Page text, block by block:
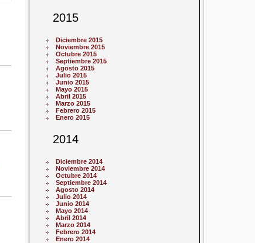
2015
Diciembre 2015
Noviembre 2015
Octubre 2015
Septiembre 2015
Agosto 2015
Julio 2015
Junio 2015
Mayo 2015
Abril 2015
Marzo 2015
Febrero 2015
Enero 2015
2014
Diciembre 2014
Noviembre 2014
Octubre 2014
Septiembre 2014
Agosto 2014
Julio 2014
Junio 2014
Mayo 2014
Abril 2014
Marzo 2014
Febrero 2014
Enero 2014